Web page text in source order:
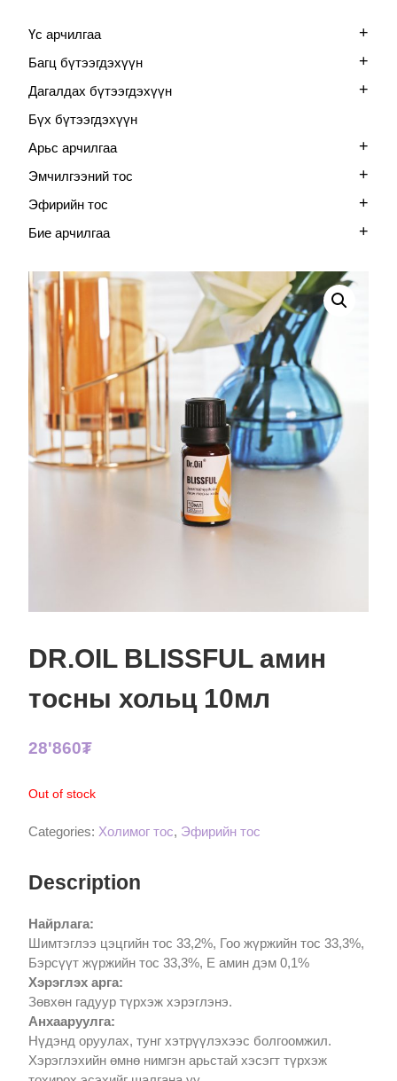
Үс арчилгаа +
Багц бүтээгдэхүүн +
Дагалдах бүтээгдэхүүн +
Бүх бүтээгдэхүүн
Арьс арчилгаа
+
Эмчилгээний тос +
Эфирийн тос +
Бие арчилгаа +
DR.OIL BLISSFUL амин
тосны хольц 10мл
28'860₮
Out of stock
Categories: Холимог тос, Эфирийн тос
Description
Найрлага:
Шимтэглээ цэцгийн тос 33,2%, Гоо жүржийн тос 33,3%,
Бэрсүүт жүржийн тос 33,3%, Е амин дэм 0,1%
Хэрэглэх арга:
Зөвхөн гадуур түрхэж хэрэглэнэ.
Анхааруулга:
Нүдэнд оруулах, тунг хэтрүүлэхээс болгоомжил.
Хэрэглэхийн өмнө нимгэн арьстай хэсэгт түрхэж